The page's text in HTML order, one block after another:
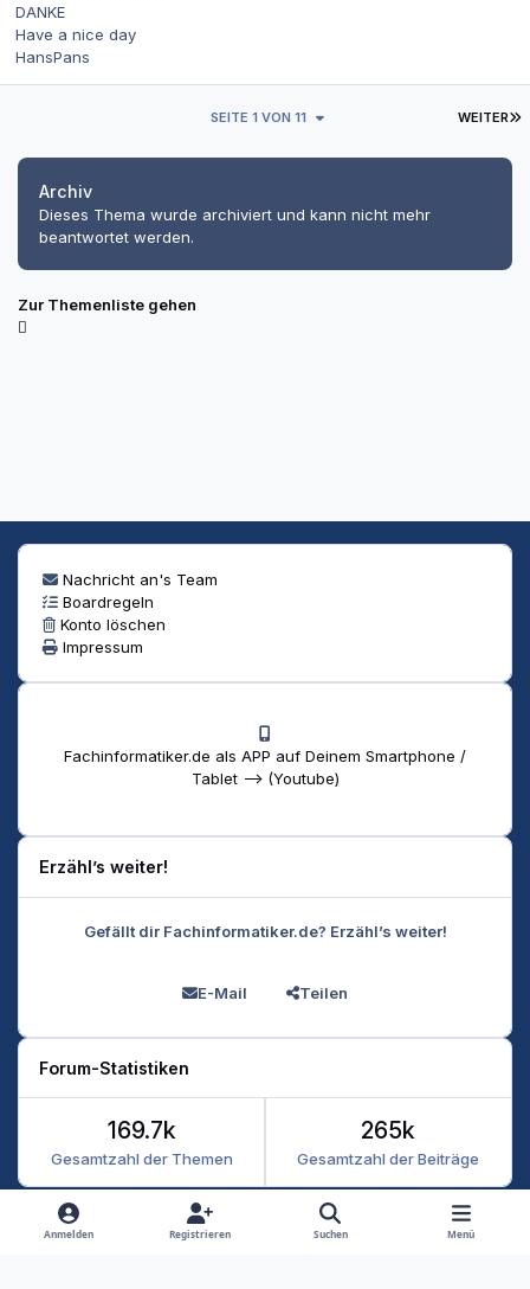
DANKE
Have a nice day
HansPans
WEITER
SEITE 1 VON 11
Archiv
Dieses Thema wurde archiviert und kann nicht mehr
beantwortet werden.
Zur Themenliste gehen
Nachricht an's Team
Boardregeln
Konto löschen
Impressum
Fachinformatiker.de als APP auf Deinem Smartphone /
Tablet --> (Youtube)
Erzähl’s weiter!
Gefällt dir Fachinformatiker.de? Erzähl’s weiter!
E-Mail Teilen
Forum-Statistiken
Gesamtzahl der Themen
169.7k
Gesamtzahl der Beiträge
265k
Heller Modus
Dunkler Modus
Systemeinstellung
Anmelden Registrieren Suchen Menü